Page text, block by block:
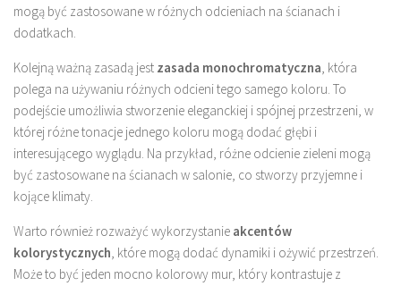
mogą być zastosowane w różnych odcieniach na ścianach i
dodatkach.
Kolejną ważną zasadą jest zasada monochromatyczna, która
polega na używaniu różnych odcieni tego samego koloru. To
podejście umożliwia stworzenie eleganckiej i spójnej przestrzeni, w
której różne tonacje jednego koloru mogą dodać głębi i
interesującego wyglądu. Na przykład, różne odcienie zieleni mogą
być zastosowane na ścianach w salonie, co stworzy przyjemne i
kojące klimaty.
Warto również rozważyć wykorzystanie akcentów
kolorystycznych, które mogą dodać dynamiki i ożywić przestrzeń.
Może to być jeden mocno kolorowy mur, który kontrastuje z